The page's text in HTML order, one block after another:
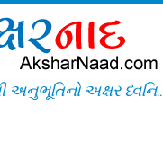
અનુભૂતિનો અક્ષર ધ્વનિ..